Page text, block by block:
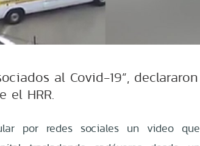
al Covid-19”, declararon
el HRR.
por redes sociales un video que